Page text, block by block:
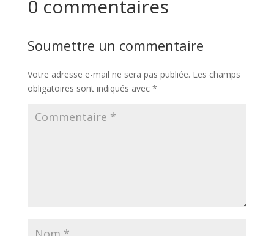
0 commentaires
Soumettre un commentaire
Votre adresse e-mail ne sera pas publiée. Les champs
obligatoires sont indiqués avec *